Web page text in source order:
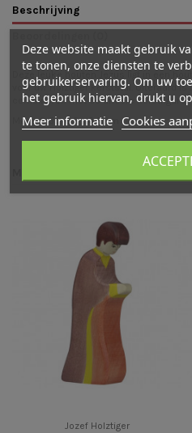
Beschrijving
Deze leuke houten Jezus ligt in een
voor uw Holztiger kerststal. Uiteraard
combineren met de andere
Maat: 9,5 x 6,5 x 3,5 cm
Jozef Holztiger
Deze website maakt gebruik
te tonen, onze diensten te
gebruikerservaring. Om uw
het gebruik hiervan, drukt u
Meer informatie Cookies